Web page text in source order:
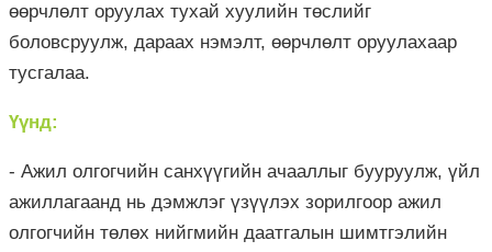
өөрчлөлт оруулах тухай хуулийн төслийг
боловсруулж, дараах нэмэлт, өөрчлөлт оруулахаар
тусгалаа.
Үүнд:
- Ажил олгогчийн санхүүгийн ачааллыг бууруулж, үйл
ажиллагаанд нь дэмжлэг үзүүлэх зорилгоор ажил
олгогчийн төлөх нийгмийн даатгалын шимтгэлийн